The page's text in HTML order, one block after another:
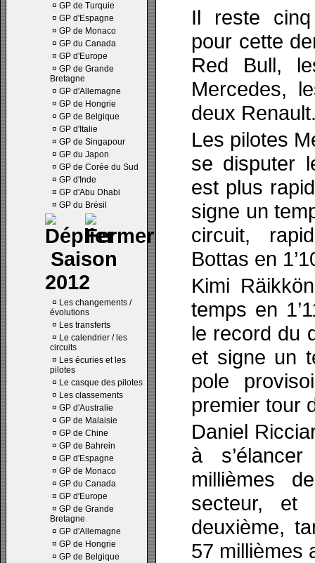
¤ GP de Turquie
¤ GP d'Espagne
¤ GP de Monaco
¤ GP du Canada
¤ GP d'Europe
¤ GP de Grande
Bretagne
¤ GP d'Allemagne
¤ GP de Hongrie
¤ GP de Belgique
¤ GP d'Italie
¤ GP de Singapour
¤ GP du Japon
¤ GP de Corée du Sud
¤ GP d'Inde
¤ GP d'Abu Dhabi
¤ GP du Brésil
Saison
2012
¤ Les changements /
évolutions
¤ Les transferts
¤ Le calendrier / les
circuits
¤ Les écuries et les
pilotes
¤ Le casque des pilotes
¤ Les classements
¤ GP d'Australie
¤ GP de Malaisie
¤ GP de Chine
¤ GP de Bahrein
¤ GP d'Espagne
¤ GP de Monaco
¤ GP du Canada
¤ GP d'Europe
¤ GP de Grande
Bretagne
¤ GP d'Allemagne
¤ GP de Hongrie
¤ GP de Belgique
Il reste cinq
pour cette
Red Bull,
Mercedes,
deux
Les pilotes
se disputer
est plus
signe un
circuit,
Bottas en
Kimi
temps en
le record du
et signe un
pole
premier tour
Daniel
à
millièmes
secteur,
deuxième,
57 millièmes